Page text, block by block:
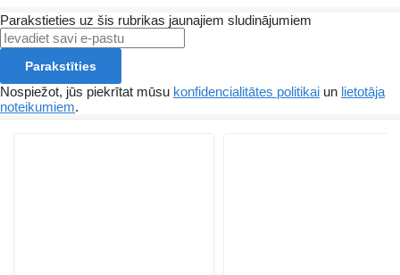
Parakstieties uz šis rubrikas jaunajiem sludinājumiem
Parakstīties
Nospiežot, jūs piekrītat mūsu konfidencialitātes politikai un lietotāja
noteikumiem.